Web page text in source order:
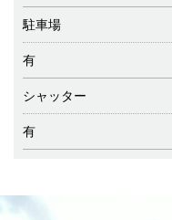
駐車場
有
シャッター
有